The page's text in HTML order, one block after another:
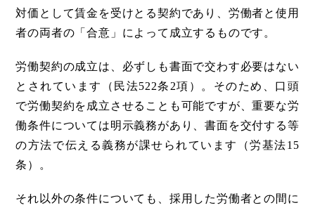
対価として賃金を受けとる契約であり、労働者と使用
者の両者の「合意」によって成立するものです。
労働契約の成立は、必ずしも書面で交わす必要はない
とされています（民法522条2項）。そのため、口頭
で労働契約を成立させることも可能ですが、重要な労
働条件については明示義務があり、書面を交付する等
の方法で伝える義務が課せられています（労基法15
条）。
それ以外の条件についても、採用した労働者との間に